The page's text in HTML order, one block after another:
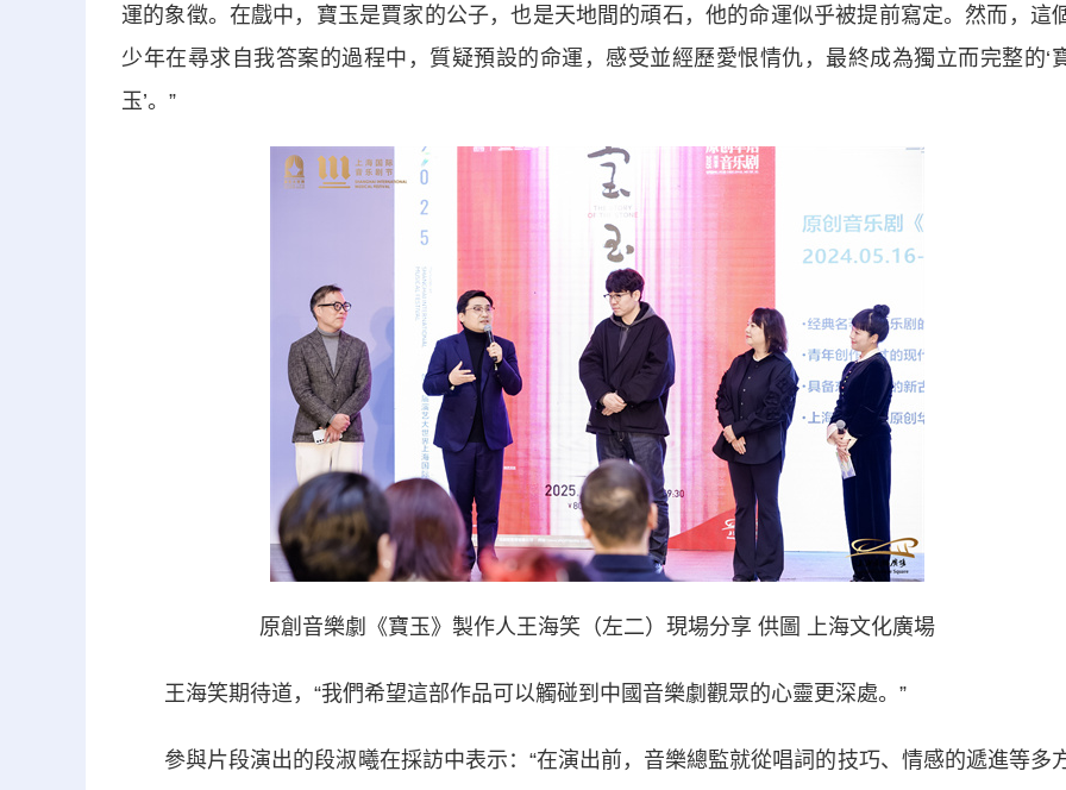
運的象徵。在戲中，寶玉是賈家的公子，也是天地間的頑石，他的命運似乎被提前寫定。然而，這
少年在尋求自我答案的過程中，質疑預設的命運，感受並經歷愛恨情仇，最終成為獨立而完整的‘
玉’。”
原創音樂劇《寶玉》製作人王海笑（左二）現場分享 供圖 上海文化廣場
王海笑期待道，“我們希望這部作品可以觸碰到中國音樂劇觀眾的心靈更深處。”
參與片段演出的段淑曦在採訪中表示：“在演出前，音樂總監就從唱詞的技巧、情感的遞進等多